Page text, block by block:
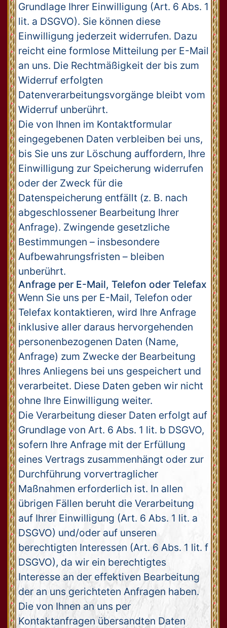
Grundlage Ihrer Einwilligung (Art. 6 Abs. 1
lit. a DSGVO). Sie können diese
Einwilligung jederzeit widerrufen. Dazu
reicht eine formlose Mitteilung per E-Mail
an uns. Die Rechtmäßigkeit der bis zum
Widerruf erfolgten
Datenverarbeitungsvorgänge bleibt vom
Widerruf unberührt.
Die von Ihnen im Kontaktformular
eingegebenen Daten verbleiben bei uns,
bis Sie uns zur Löschung auffordern, Ihre
Einwilligung zur Speicherung widerrufen
oder der Zweck für die
Datenspeicherung entfällt (z. B. nach
abgeschlossener Bearbeitung Ihrer
Anfrage). Zwingende gesetzliche
Bestimmungen – insbesondere
Aufbewahrungsfristen – bleiben
unberührt.
Anfrage per E-Mail, Telefon oder Telefax
Wenn Sie uns per E-Mail, Telefon oder
Telefax kontaktieren, wird Ihre Anfrage
inklusive aller daraus hervorgehenden
personenbezogenen Daten (Name,
Anfrage) zum Zwecke der Bearbeitung
Ihres Anliegens bei uns gespeichert und
verarbeitet. Diese Daten geben wir nicht
ohne Ihre Einwilligung weiter.
Die Verarbeitung dieser Daten erfolgt auf
Grundlage von Art. 6 Abs. 1 lit. b DSGVO,
sofern Ihre Anfrage mit der Erfüllung
eines Vertrags zusammenhängt oder zur
Durchführung vorvertraglicher
Maßnahmen erforderlich ist. In allen
übrigen Fällen beruht die Verarbeitung
auf Ihrer Einwilligung (Art. 6 Abs. 1 lit. a
DSGVO) und/oder auf unseren
berechtigten Interessen (Art. 6 Abs. 1 lit. f
DSGVO), da wir ein berechtigtes
Interesse an der effektiven Bearbeitung
der an uns gerichteten Anfragen haben.
Die von Ihnen an uns per
Kontaktanfragen übersandten Daten